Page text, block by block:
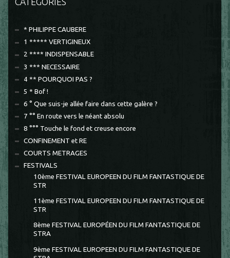
* PHILIPPE CAUBERE
1 ***** VERTIGINEUX
2 **** INDISPENSABLE
3 *** NECESSAIRE
4 ** POURQUOI PAS ?
5 * Bof !
6 ° Que suis-je allée faire dans cette galère ?
7 °° En route vers le néant absolu
8 °°° Touche le fond et creuse encore
CONFINEMENT et RE
COURTS METRAGES
FESTIVALS
10ème FESTIVAL EUROPEEN DU FILM FANTASTIQUE DE
STR
11ème FESTIVAL EUROPEEN DU FILM FANTASTIQUE DE
STR
8ème FESTIVAL EUROPÉEN DU FILM FANTASTIQUE DE
STRA
9ème FESTIVAL EUROPEEN DU FILM FANTASTIQUE DE